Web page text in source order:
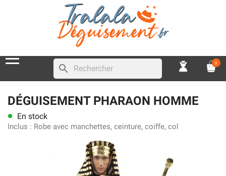
search 0
DÉGUISEMENT PHARAON HOMME
lens En stock
Inclus : Robe avec manchettes, ceinture, coiffe, col